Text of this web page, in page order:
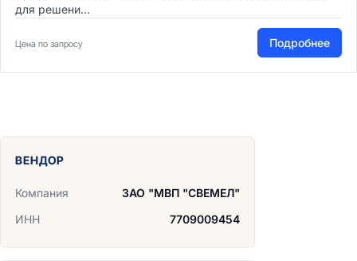
для решени...
Цена по запросу Подробнее
ВЕНДОР
Компания
ЗАО "МВП "СВЕМЕЛ"
ИНН
7709009454